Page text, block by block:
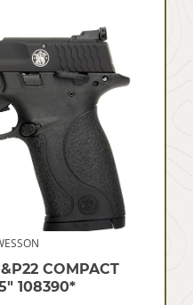
COMPACT
108390*